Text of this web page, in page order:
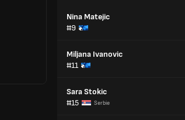
Nina Matejic
#9
Miljana Ivanovic
#11
Sara Stokic
#15
Serbie